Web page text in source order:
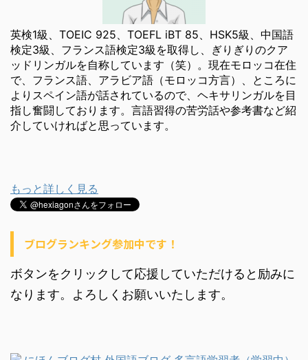
英検1級、TOEIC 925、TOEFL iBT 85、HSK5級、中国語
検定3級、フランス語検定3級を取得し、ぎりぎりのクア
ッドリンガルを自称しています（笑）。現在モロッコ在住
で、フランス語、アラビア語（モロッコ方言）、ところに
よりスペイン語が話されているので、ヘキサリンガルを目
指し奮闘しております。言語習得の苦労話や参考書など紹
介していければと思っています。
もっと詳しく見る
ブログランキング参加中です！
ボタンをクリックして応援していただけると励みに
なります。よろしくお願いいたします。